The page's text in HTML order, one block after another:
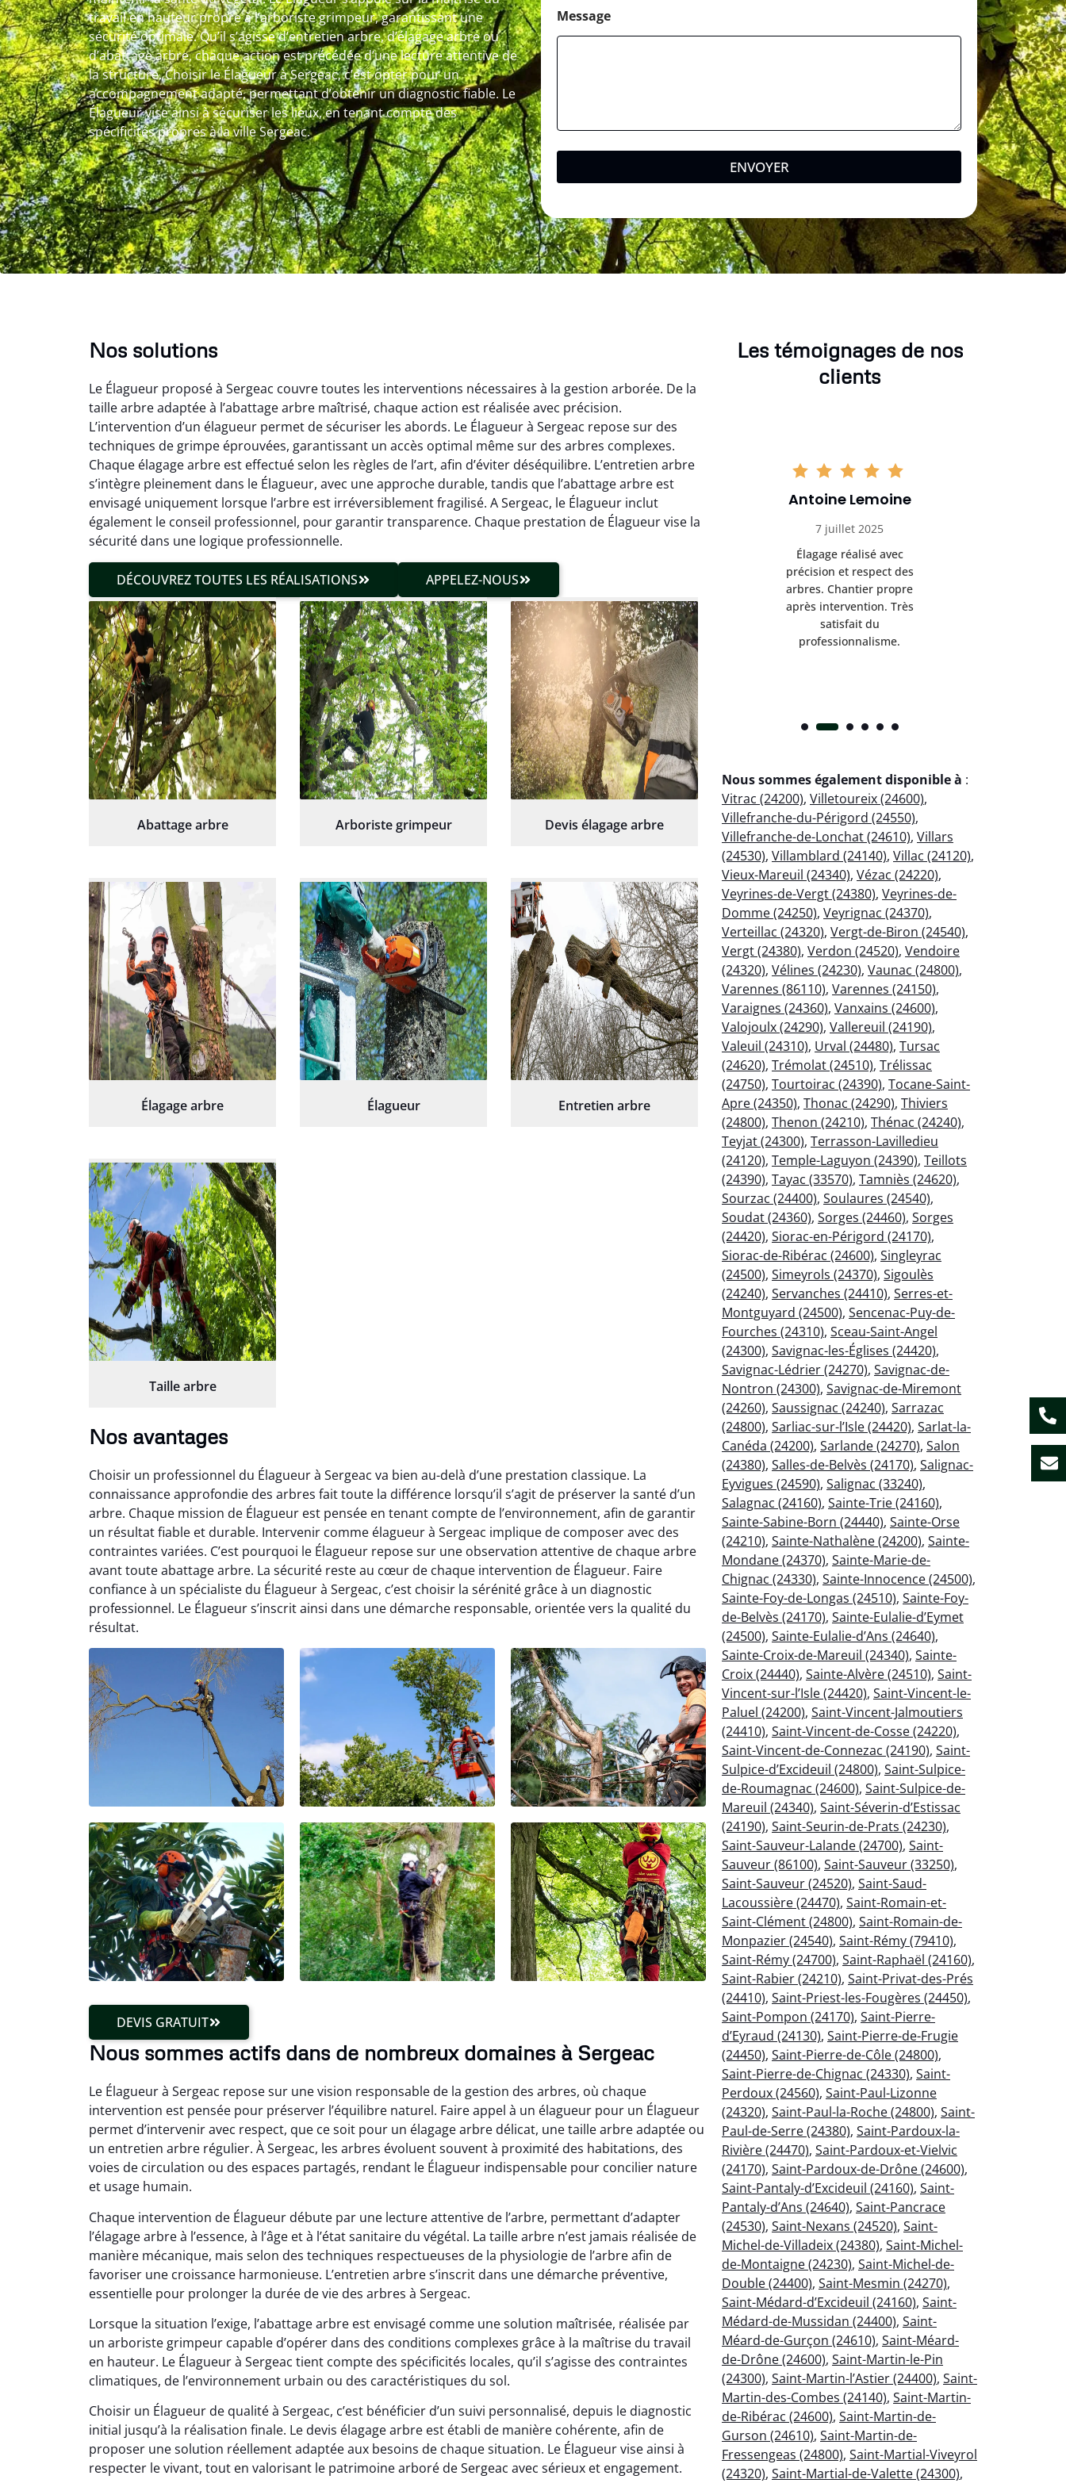
travail en hauteur propre à l’arboriste grimpeur, garantissant une
sécurité optimale. Qu’il s’agisse d’entretien arbre, d’élagage arbre ou
d’abattage arbre, chaque action est précédée d’une lecture attentive de
la structure. Choisir le Élagueur à Sergeac, c’est opter pour un
accompagnement adapté, permettant d’obtenir un diagnostic fiable. Le
Élagueur vise ainsi à sécuriser les lieux, en tenant compte des
spécificités propres à la ville Sergeac.
Message
ENVOYER
Nos solutions
Le Élagueur proposé à Sergeac couvre toutes les interventions nécessaires à la gestion arborée. De la
taille arbre adaptée à l’abattage arbre maîtrisé, chaque action est réalisée avec précision.
L’intervention d’un élagueur permet de sécuriser les abords. Le Élagueur à Sergeac repose sur des
techniques de grimpe éprouvées, garantissant un accès optimal même sur des arbres complexes.
Chaque élagage arbre est effectué selon les règles de l’art, afin d’éviter déséquilibre. L’entretien arbre
s’intègre pleinement dans le Élagueur, avec une approche durable, tandis que l’abattage arbre est
envisagé uniquement lorsque l’arbre est irréversible­ment fragilisé. A Sergeac, le Élagueur inclut
également le conseil professionnel, pour garantir transparence. Chaque prestation de Élagueur vise la
sécurité dans une logique professionnelle.
DÉCOUVREZ TOUTES LES RÉALISATIONS APPELEZ-NOUS
Abattage arbre Arboriste grimpeur Devis élagage arbre
Élagage arbre Élagueur Entretien arbre
Taille arbre
Nos avantages
Choisir un professionnel du Élagueur à Sergeac va bien au-delà d’une prestation classique. La
connaissance approfondie des arbres fait toute la différence lorsqu’il s’agit de préserver la santé d’un
arbre. Chaque mission de Élagueur est pensée en tenant compte de l’environnement, afin de garantir
un résultat fiable et durable. Intervenir comme élagueur à Sergeac implique de composer avec des
contraintes variées. C’est pourquoi le Élagueur repose sur une observation attentive de chaque arbre
avant toute abattage arbre. La sécurité reste au cœur de chaque intervention de Élagueur. Faire
confiance à un spécialiste du Élagueur à Sergeac, c’est choisir la sérénité grâce à un diagnostic
professionnel. Le Élagueur s’inscrit ainsi dans une démarche responsable, orientée vers la qualité du
résultat.
DEVIS GRATUIT
Nous sommes actifs dans de nombreux domaines à Sergeac
Le Élagueur à Sergeac repose sur une vision responsable de la gestion des arbres, où chaque
intervention est pensée pour préserver l’équilibre naturel. Faire appel à un élagueur pour un Élagueur
permet d’intervenir avec respect, que ce soit pour un élagage arbre délicat, une taille arbre adaptée ou
un entretien arbre régulier. À Sergeac, les arbres évoluent souvent à proximité des habitations, des
voies de circulation ou des espaces partagés, rendant le Élagueur indispensable pour concilier nature
et usage humain.
Chaque intervention de Élagueur débute par une lecture attentive de l’arbre, permettant d’adapter
l’élagage arbre à l’essence, à l’âge et à l’état sanitaire du végétal. La taille arbre n’est jamais réalisée de
manière mécanique, mais selon des techniques respectueuses de la physiologie de l’arbre afin de
favoriser une croissance harmonieuse. L’entretien arbre s’inscrit dans une démarche préventive,
essentielle pour prolonger la durée de vie des arbres à Sergeac.
Lorsque la situation l’exige, l’abattage arbre est envisagé comme une solution maîtrisée, réalisée par
un arboriste grimpeur capable d’opérer dans des conditions complexes grâce à la maîtrise du travail
en hauteur. Le Élagueur à Sergeac tient compte des spécificités locales, qu’il s’agisse des contraintes
climatiques, de l’environnement urbain ou des caractéristiques du sol.
Choisir un Élagueur de qualité à Sergeac, c’est bénéficier d’un suivi personnalisé, depuis le diagnostic
initial jusqu’à la réalisation finale. Le devis élagage arbre est établi de manière cohérente, afin de
proposer une solution réellement adaptée aux besoins de chaque situation. Le Élagueur vise ainsi à
respecter le vivant, tout en valorisant le patrimoine arboré de Sergeac avec sérieux et engagement.
Les témoignages de nos
clients
Mathieu Roussel
19 décembre 2025
précise malgré des
conditions compliquées. Le
résultat est exactement
conforme à mes attentes.
Julien Caradec
18 juin 2025
propre et parfaitement
maîtrisée. Résultat
impeccable.
Antoine Lemoine
7 juillet 2025
Élagage réalisé avec
précision et respect des
arbres. Chantier propre
après intervention. Très
satisfait du
professionnalisme.
Nous sommes également disponible à :
Vitrac (24200), Villetoureix (24600),
Villefranche-du-Périgord (24550),
Villefranche-de-Lonchat (24610), Villars
(24530), Villamblard (24140), Villac (24120),
Vieux-Mareuil (24340), Vézac (24220),
Veyrines-de-Vergt (24380), Veyrines-de-
Domme (24250), Veyrignac (24370),
Verteillac (24320), Vergt-de-Biron (24540),
Vergt (24380), Verdon (24520), Vendoire
(24320), Vélines (24230), Vaunac (24800),
Varennes (86110), Varennes (24150),
Varaignes (24360), Vanxains (24600),
Valojoulx (24290), Vallereuil (24190),
Valeuil (24310), Urval (24480), Tursac
(24620), Trémolat (24510), Trélissac
(24750), Tourtoirac (24390), Tocane-Saint-
Apre (24350), Thonac (24290), Thiviers
(24800), Thenon (24210), Thénac (24240),
Teyjat (24300), Terrasson-Lavilledieu
(24120), Temple-Laguyon (24390), Teillots
(24390), Tayac (33570), Tamniès (24620),
Sourzac (24400), Soulaures (24540),
Soudat (24360), Sorges (24460), Sorges
(24420), Siorac-en-Périgord (24170),
Siorac-de-Ribérac (24600), Singleyrac
(24500), Simeyrols (24370), Sigoulès
(24240), Servanches (24410), Serres-et-
Montguyard (24500), Sencenac-Puy-de-
Fourches (24310), Sceau-Saint-Angel
(24300), Savignac-les-Églises (24420),
Savignac-Lédrier (24270), Savignac-de-
Nontron (24300), Savignac-de-Miremont
(24260), Saussignac (24240), Sarrazac
(24800), Sarliac-sur-l’Isle (24420), Sarlat-la-
Canéda (24200), Sarlande (24270), Salon
(24380), Salles-de-Belvès (24170), Salignac-
Eyvigues (24590), Salignac (33240),
Salagnac (24160), Sainte-Trie (24160),
Sainte-Sabine-Born (24440), Sainte-Orse
(24210), Sainte-Nathalène (24200), Sainte-
Mondane (24370), Sainte-Marie-de-
Chignac (24330), Sainte-Innocence (24500),
Sainte-Foy-de-Longas (24510), Sainte-Foy-
de-Belvès (24170), Sainte-Eulalie-d’Eymet
(24500), Sainte-Eulalie-d’Ans (24640),
Sainte-Croix-de-Mareuil (24340), Sainte-
Croix (24440), Sainte-Alvère (24510), Saint-
Vincent-sur-l’Isle (24420), Saint-Vincent-le-
Paluel (24200), Saint-Vincent-Jalmoutiers
(24410), Saint-Vincent-de-Cosse (24220),
Saint-Vincent-de-Connezac (24190), Saint-
Sulpice-d’Excideuil (24800), Saint-Sulpice-
de-Roumagnac (24600), Saint-Sulpice-de-
Mareuil (24340), Saint-Séverin-d’Estissac
(24190), Saint-Seurin-de-Prats (24230),
Saint-Sauveur-Lalande (24700), Saint-
Sauveur (86100), Saint-Sauveur (33250),
Saint-Sauveur (24520), Saint-Saud-
Lacoussière (24470), Saint-Romain-et-
Saint-Clément (24800), Saint-Romain-de-
Monpazier (24540), Saint-Rémy (79410),
Saint-Rémy (24700), Saint-Raphaël (24160),
Saint-Rabier (24210), Saint-Privat-des-Prés
(24410), Saint-Priest-les-Fougères (24450),
Saint-Pompon (24170), Saint-Pierre-
d’Eyraud (24130), Saint-Pierre-de-Frugie
(24450), Saint-Pierre-de-Côle (24800),
Saint-Pierre-de-Chignac (24330), Saint-
Perdoux (24560), Saint-Paul-Lizonne
(24320), Saint-Paul-la-Roche (24800), Saint-
Paul-de-Serre (24380), Saint-Pardoux-la-
Rivière (24470), Saint-Pardoux-et-Vielvic
(24170), Saint-Pardoux-de-Drône (24600),
Saint-Pantaly-d’Excideuil (24160), Saint-
Pantaly-d’Ans (24640), Saint-Pancrace
(24530), Saint-Nexans (24520), Saint-
Michel-de-Villadeix (24380), Saint-Michel-
de-Montaigne (24230), Saint-Michel-de-
Double (24400), Saint-Mesmin (24270),
Saint-Médard-d’Excideuil (24160), Saint-
Médard-de-Mussidan (24400), Saint-
Méard-de-Gurçon (24610), Saint-Méard-
de-Drône (24600), Saint-Martin-le-Pin
(24300), Saint-Martin-l’Astier (24400), Saint-
Martin-des-Combes (24140), Saint-Martin-
de-Ribérac (24600), Saint-Martin-de-
Gurson (24610), Saint-Martin-de-
Fressengeas (24800), Saint-Martial-Viveyrol
(24320), Saint-Martial-de-Valette (24300),